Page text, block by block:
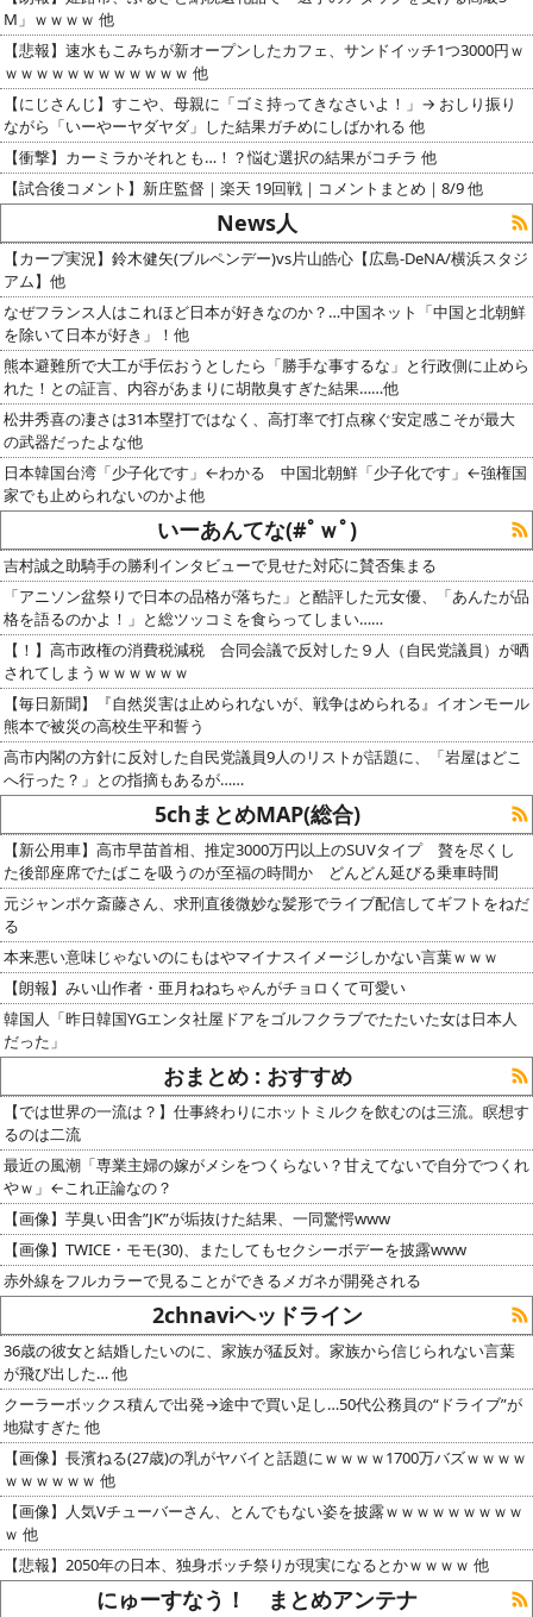
M」ｗｗｗｗ 他
【悲報】速水もこみちが新オープンしたカフェ、サンドイッチ1つ3000円ｗ
ｗｗｗｗｗｗｗｗｗｗｗｗ 他
【にじさんじ】すこや、母親に「ゴミ持ってきなさいよ！」→ おしり振り
ながら「いーやーヤダヤダ」した結果ガチめにしばかれる 他
【衝撃】カーミラかそれとも…！？悩む選択の結果がコチラ 他
【試合後コメント】新庄監督｜楽天 19回戦｜コメントまとめ｜8/9 他
News人
【カープ実況】鈴木健矢(ブルペンデー)vs片山皓心【広島-DeNA/横浜スタジ
アム】他
なぜフランス人はこれほど日本が好きなのか？…中国ネット「中国と北朝鮮
を除いて日本が好き」！他
熊本避難所で大工が手伝おうとしたら「勝手な事するな」と行政側に止めら
れた！との証言、内容があまりに胡散臭すぎた結果……他
松井秀喜の凄さは31本塁打ではなく、高打率で打点稼ぐ安定感こそが最大
の武器だったよな他
日本韓国台湾「少子化です」←わかる 中国北朝鮮「少子化です」←強権国
家でも止められないのかよ他
いーあんてな(#ﾟｗﾟ)
吉村誠之助騎手の勝利インタビューで見せた対応に賛否集まる
「アニソン盆祭りで日本の品格が落ちた」と酷評した元女優、「あんたが品
格を語るのかよ！」と総ツッコミを食らってしまい……
【！】高市政権の消費税減税 合同会議で反対した９人（自民党議員）が晒
されてしまうｗｗｗｗｗｗ
【毎日新聞】『自然災害は止められないが、戦争はめられる』イオンモール
熊本で被災の高校生平和誓う
高市内閣の方針に反対した自民党議員9人のリストが話題に、「岩屋はどこ
へ行った？」との指摘もあるが……
5chまとめMAP(総合)
【新公用車】高市早苗首相、推定3000万円以上のSUVタイプ 贅を尽くし
た後部座席でたばこを吸うのが至福の時間か どんどん延びる乗車時間
元ジャンポケ斎藤さん、求刑直後微妙な髪形でライブ配信してギフトをねだ
る
本来悪い意味じゃないのにもはやマイナスイメージしかない言葉ｗｗｗ
【朗報】みい山作者・亜月ねねちゃんがチョロくて可愛い
韓国人「昨日韓国YGエンタ社屋ドアをゴルフクラブでたたいた女は日本人
だった」
おまとめ : おすすめ
【では世界の一流は？】仕事終わりにホットミルクを飲むのは三流。瞑想す
るのは二流
最近の風潮「専業主婦の嫁がメシをつくらない？甘えてないで自分でつくれ
やｗ」←これ正論なの？
【画像】芋臭い田舎”JK”が垢抜けた結果、一同驚愕www
【画像】TWICE・モモ(30)、またしてもセクシーボデーを披露www
赤外線をフルカラーで見ることができるメガネが開発される
2chnaviヘッドライン
36歳の彼女と結婚したいのに、家族が猛反対。家族から信じられない言葉
が飛び出した… 他
クーラーボックス積んで出発→途中で買い足し…50代公務員の“ドライブ”が
地獄すぎた 他
【画像】長濱ねる(27歳)の乳がヤバイと話題にｗｗｗｗ1700万バズｗｗｗｗ
ｗｗｗｗｗｗ 他
【画像】人気Vチューバーさん、とんでもない姿を披露ｗｗｗｗｗｗｗｗｗ
ｗ 他
【悲報】2050年の日本、独身ボッチ祭りが現実になるとかｗｗｗｗ 他
にゅーすなう！ まとめアンテナ